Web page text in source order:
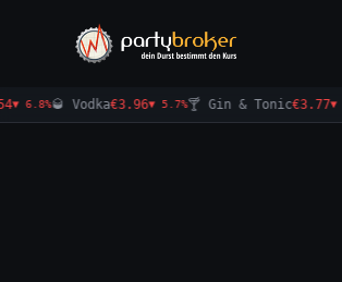
🥃 Vodka€4.25▲ 7.3% 🍸 Gin & Tonic€3.88▲ 2.9%